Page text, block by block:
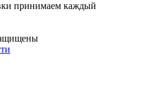
принимаем каждый